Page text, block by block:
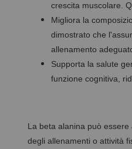
crescita muscolare.
Migliora la
dimostrato che
allenamento
Supporta la salute
funzione cognitiva,
La beta alanina può
degli allenamenti o attività